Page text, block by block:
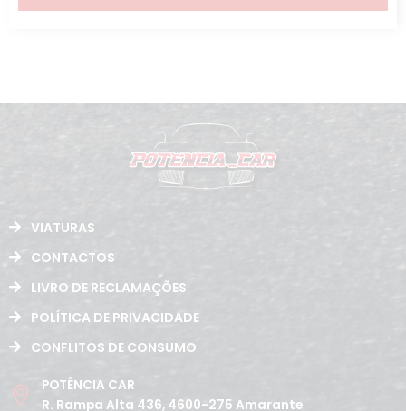
VIATURAS
CONTACTOS
LIVRO DE RECLAMAÇÕES
POLÍTICA DE PRIVACIDADE
CONFLITOS DE CONSUMO
POTÊNCIA CAR
R. Rampa Alta 436, 4600-275 Amarante